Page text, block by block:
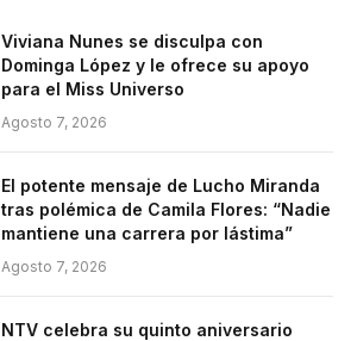
Viviana Nunes se disculpa con
Dominga López y le ofrece su apoyo
para el Miss Universo
Agosto 7, 2026
El potente mensaje de Lucho Miranda
tras polémica de Camila Flores: “Nadie
mantiene una carrera por lástima”
Agosto 7, 2026
NTV celebra su quinto aniversario